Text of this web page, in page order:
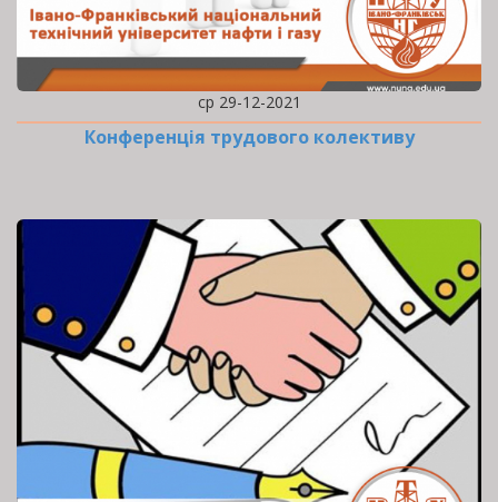
ср 29-12-2021
Конференція трудового колективу